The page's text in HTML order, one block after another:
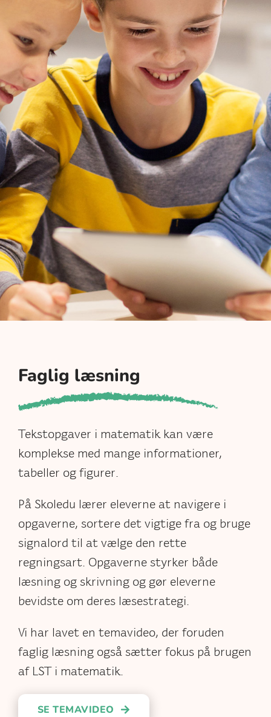
Faglig læsning
Tekstopgaver i matematik kan være
komplekse med mange informationer,
tabeller og figurer.
På Skoledu lærer eleverne at navigere i
opgaverne, sortere det vigtige fra og bruge
signalord til at vælge den rette
regningsart. Opgaverne styrker både
læsning og skrivning og gør eleverne
bevidste om deres læsestrategi.
Vi har lavet en temavideo, der foruden
faglig læsning også sætter fokus på brugen
af LST i matematik.
SE TEMAVIDEO